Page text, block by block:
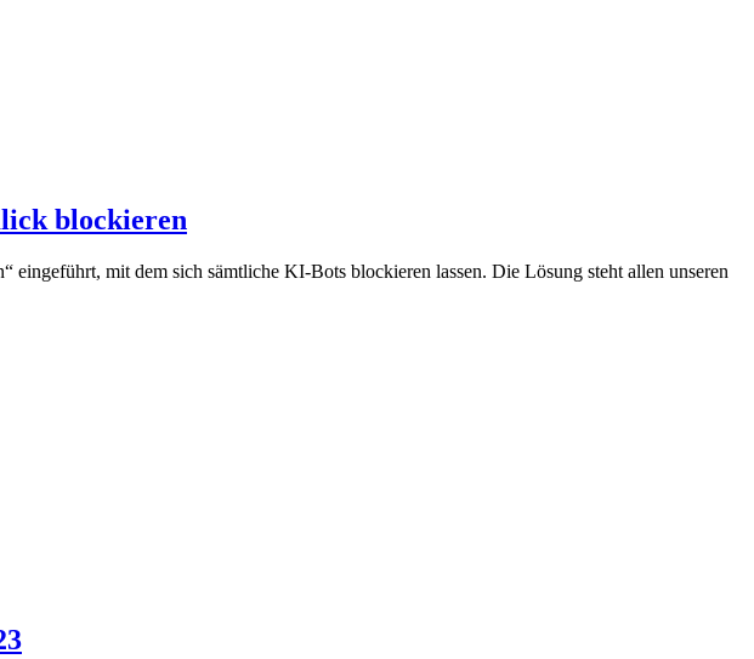
blockieren
eingeführt, mit dem sich sämtliche KI-Bots blockieren lassen. Die Lösung steht allen unseren